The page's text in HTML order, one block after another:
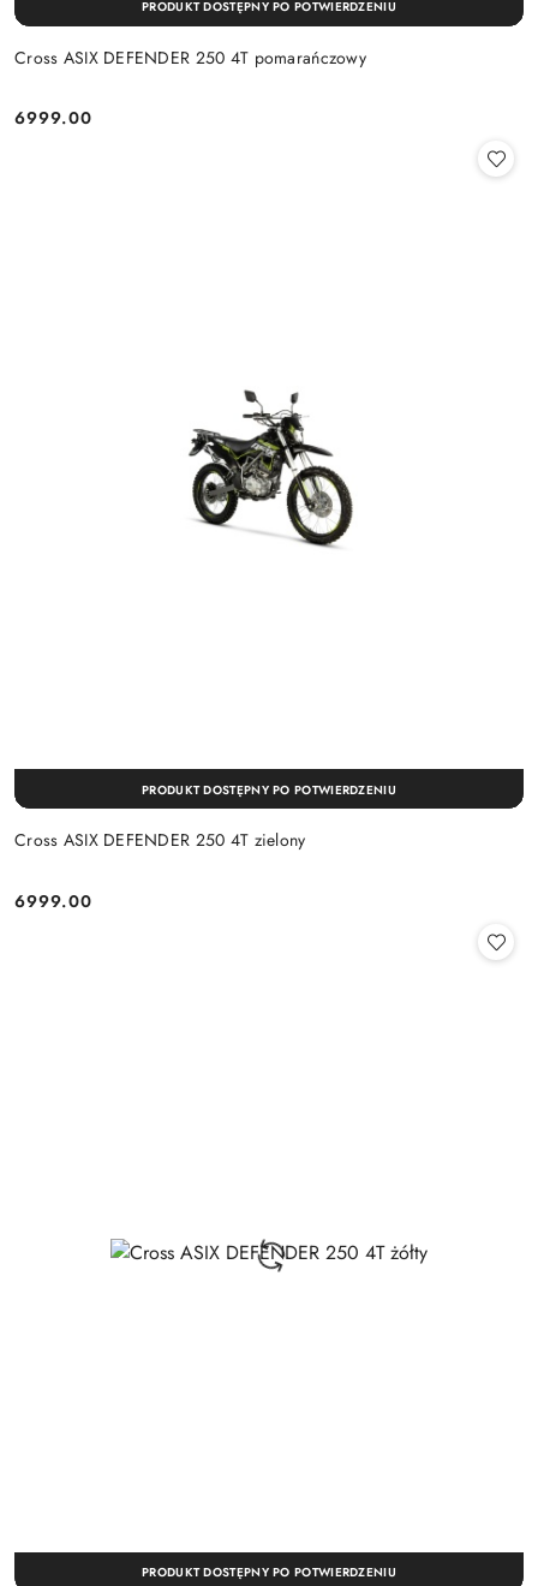
Cross ASIX DEFENDER 250 4T pomarańczowy
Cena:
6999.00
PRODUKT DOSTĘPNY PO POTWIERDZENIU
Cross ASIX DEFENDER 250 4T zielony
Cena:
6999.00
PRODUKT DOSTĘPNY PO POTWIERDZENIU
PRODUKT DOSTĘPNY PO POTWIERDZENIU